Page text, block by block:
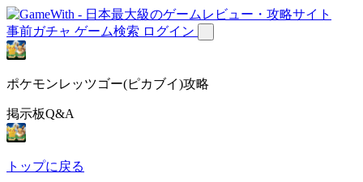
事前ガチャ ゲーム検索 ログイン
ポケモンレッツゴー(ピカブイ)攻略
掲示板Q&A
トップに戻る